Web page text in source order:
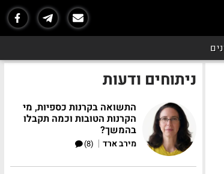
ניתוחים ודעות
התשואה בקרנות כספיות, מי
הקרנות הטובות וכמה תקבלו
בהמשך?
מירב ארד |
(8)